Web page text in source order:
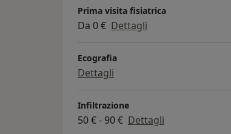
Prima visita fisiatrica
Da 0 € Dettagli
Ecografia
Dettagli
Infiltrazione
50 € - 90 € Dettagli